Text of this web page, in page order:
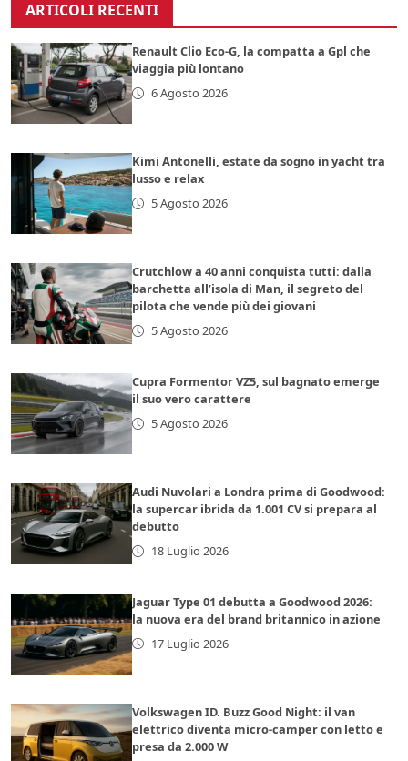
ARTICOLI RECENTI
Renault Clio Eco-G, la compatta a Gpl che
viaggia più lontano
6 Agosto 2026
Kimi Antonelli, estate da sogno in yacht tra
lusso e relax
5 Agosto 2026
Crutchlow a 40 anni conquista tutti: dalla
barchetta all’isola di Man, il segreto del
pilota che vende più dei giovani
5 Agosto 2026
Cupra Formentor VZ5, sul bagnato emerge
il suo vero carattere
5 Agosto 2026
Audi Nuvolari a Londra prima di Goodwood:
la supercar ibrida da 1.001 CV si prepara al
debutto
18 Luglio 2026
Jaguar Type 01 debutta a Goodwood 2026:
la nuova era del brand britannico in azione
17 Luglio 2026
Volkswagen ID. Buzz Good Night: il van
elettrico diventa micro-camper con letto e
presa da 2.000 W